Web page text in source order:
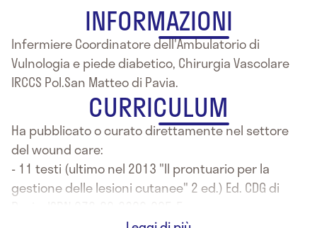
INFORMAZIONI
Infermiere Coordinatore dell'Ambulatorio di
Vulnologia e piede diabetico, Chirurgia Vascolare
IRCCS Pol.San Matteo di Pavia.
CURRICULUM
Ha pubblicato o curato direttamente nel settore
del wound care:
- 11 testi (ultimo nel 2013 "Il prontuario per la
gestione delle lesioni cutanee" 2 ed.) Ed. CDG di